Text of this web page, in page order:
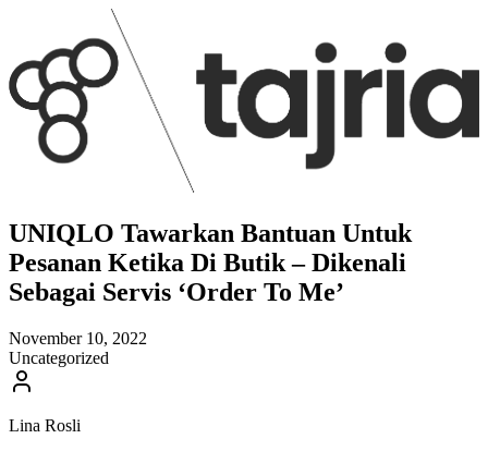
UNIQLO Tawarkan Bantuan Untuk
Pesanan Ketika Di Butik – Dikenali
Sebagai Servis ‘Order To Me’
November 10, 2022
Uncategorized
Lina Rosli